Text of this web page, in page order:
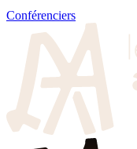
Conférenciers